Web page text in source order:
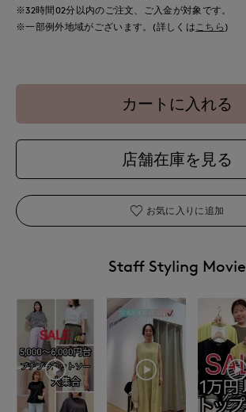
※32時間02分以内のご注文、ご入金が対象です。
※一部例外地域がございます。(詳しくはこちら )
カートに入れる
店舗在庫を見る
お気に入りに追加
Staff Styling Movie